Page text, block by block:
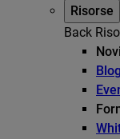
Risorse
Back